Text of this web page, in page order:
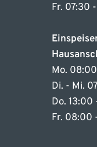
Fr. 07:30
Mo.
Di. - Mi.
Do.
Fr. 08:00